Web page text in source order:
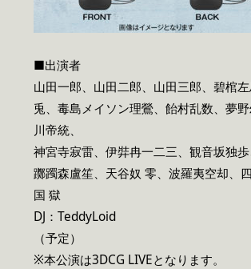
■出演者
山田一郎、山田二郎、山田三郎、碧棺
兎、毒島メイソン理鶯、飴村乱数、夢
川帝統、
神宮寺寂雷、伊弉冉一二三、観音坂独歩
躑躅森盧笙、天谷奴 零、波羅夷空却、
国 獄
DJ：TeddyLoid
（予定）
※本公演は3DCG LIVEとなります。